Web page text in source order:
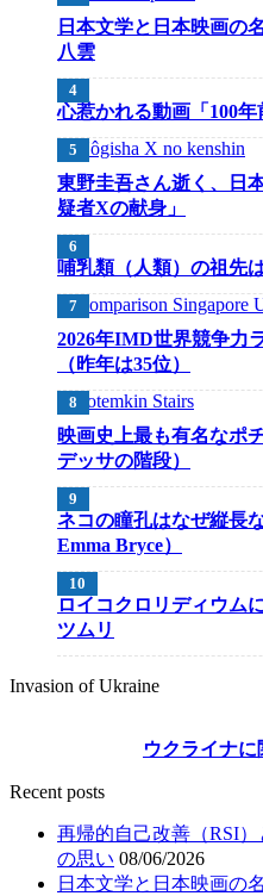
日本文学と日本映画の
八雲
心惹かれる動画「100年
東野圭吾さん逝く、日
疑者Xの献身」
哺乳類（人類）の祖先
2026年IMD世界競争力
（昨年は35位）
映画史上最も有名なポ
デッサの階段）
ネコの瞳孔はなぜ縦長
Emma Bryce）
ロイコクロリディウム
ツムリ
Invasion of Ukraine
ウクライナ
Recent posts
再帰的自己改善（RSI
の思い 08/06/2026
日本文学と日本映画の